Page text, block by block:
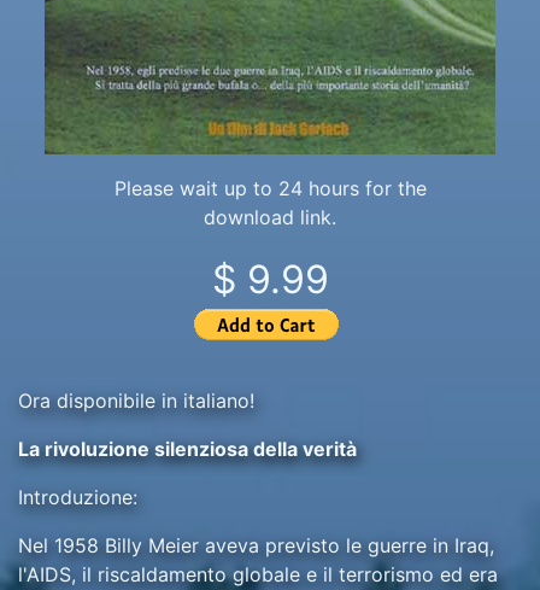
Please wait up to 24 hours for the
download link.
$ 9.99
Ora disponibile in italiano!
La rivoluzione silenziosa della verità
Introduzione:
Nel 1958 Billy Meier aveva previsto le guerre in Iraq,
l'AIDS, il riscaldamento globale e il terrorismo ed era